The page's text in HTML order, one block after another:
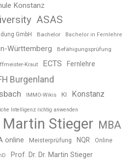
Konstanz
ASAS
GmbH Bachelor Bachelor in Fernlehre
Württemberg Befähigungsprüfung
Kraut ECTS Fernlehre
Burgenland
IMMO-Wikis KI Konstanz
Intelligenz richtig anwenden
Martin Stieger MBA
online Meisterprüfung NQR Online
Prof. Dr. Dr. Martin Stieger